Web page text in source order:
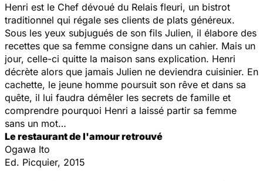
Henri est le Chef dévoué du Relais fleuri, un bistrot
traditionnel qui régale ses clients de plats généreux.
Sous les yeux subjugués de son fils Julien, il élabore des
recettes que sa femme consigne dans un cahier. Mais un
jour, celle-ci quitte la maison sans explication. Henri
décrète alors que jamais Julien ne deviendra cuisinier. En
cachette, le jeune homme poursuit son rêve et dans sa
quête, il lui faudra démêler les secrets de famille et
comprendre pourquoi Henri a laissé partir sa femme
sans un mot…
Le restaurant de l'amour retrouvé
Ogawa Ito
Ed. Picquier, 2015